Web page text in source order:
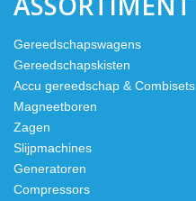
Gereedschapswagens
Gereedschapskisten
Accu gereedschap & Combisets
Magneetboren
Zagen
Slijpmachines
Generatoren
Compressors